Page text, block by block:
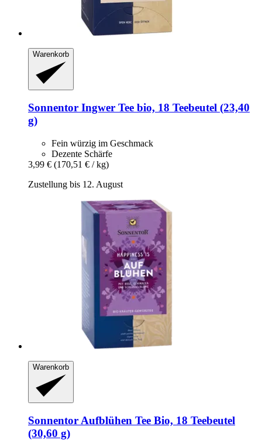
Warenkorb
Sonnentor Ingwer Tee bio, 18 Teebeutel (23,40
g)
Fein würzig im Geschmack
Dezente Schärfe
3,99 € (170,51 € / kg)
Zustellung bis 12. August
Warenkorb
Sonnentor Aufblühen Tee Bio, 18 Teebeutel
(30,60 g)